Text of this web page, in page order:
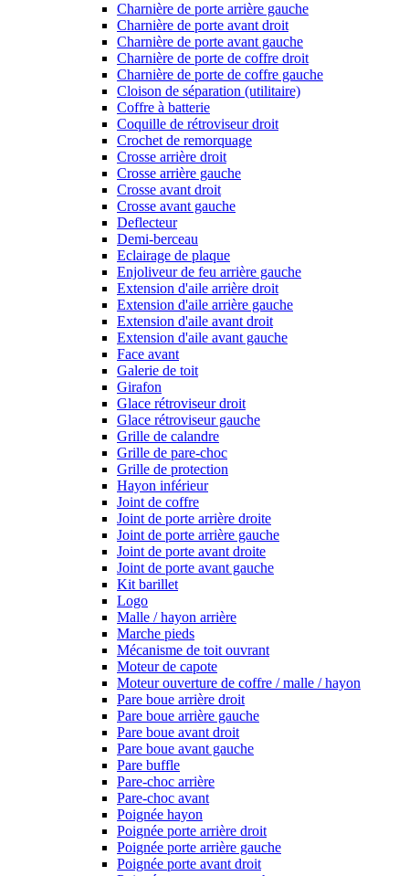
Charnière de porte arrière gauche
Charnière de porte avant droit
Charnière de porte avant gauche
Charnière de porte de coffre droit
Charnière de porte de coffre gauche
Cloison de séparation (utilitaire)
Coffre à batterie
Coquille de rétroviseur droit
Crochet de remorquage
Crosse arrière droit
Crosse arrière gauche
Crosse avant droit
Crosse avant gauche
Deflecteur
Demi-berceau
Eclairage de plaque
Enjoliveur de feu arrière gauche
Extension d'aile arrière droit
Extension d'aile arrière gauche
Extension d'aile avant droit
Extension d'aile avant gauche
Face avant
Galerie de toit
Girafon
Glace rétroviseur droit
Glace rétroviseur gauche
Grille de calandre
Grille de pare-choc
Grille de protection
Hayon inférieur
Joint de coffre
Joint de porte arrière droite
Joint de porte arrière gauche
Joint de porte avant droite
Joint de porte avant gauche
Kit barillet
Logo
Malle / hayon arrière
Marche pieds
Mécanisme de toit ouvrant
Moteur de capote
Moteur ouverture de coffre / malle / hayon
Pare boue arrière droit
Pare boue arrière gauche
Pare boue avant droit
Pare boue avant gauche
Pare buffle
Pare-choc arrière
Pare-choc avant
Poignée hayon
Poignée porte arrière droit
Poignée porte arrière gauche
Poignée porte avant droit